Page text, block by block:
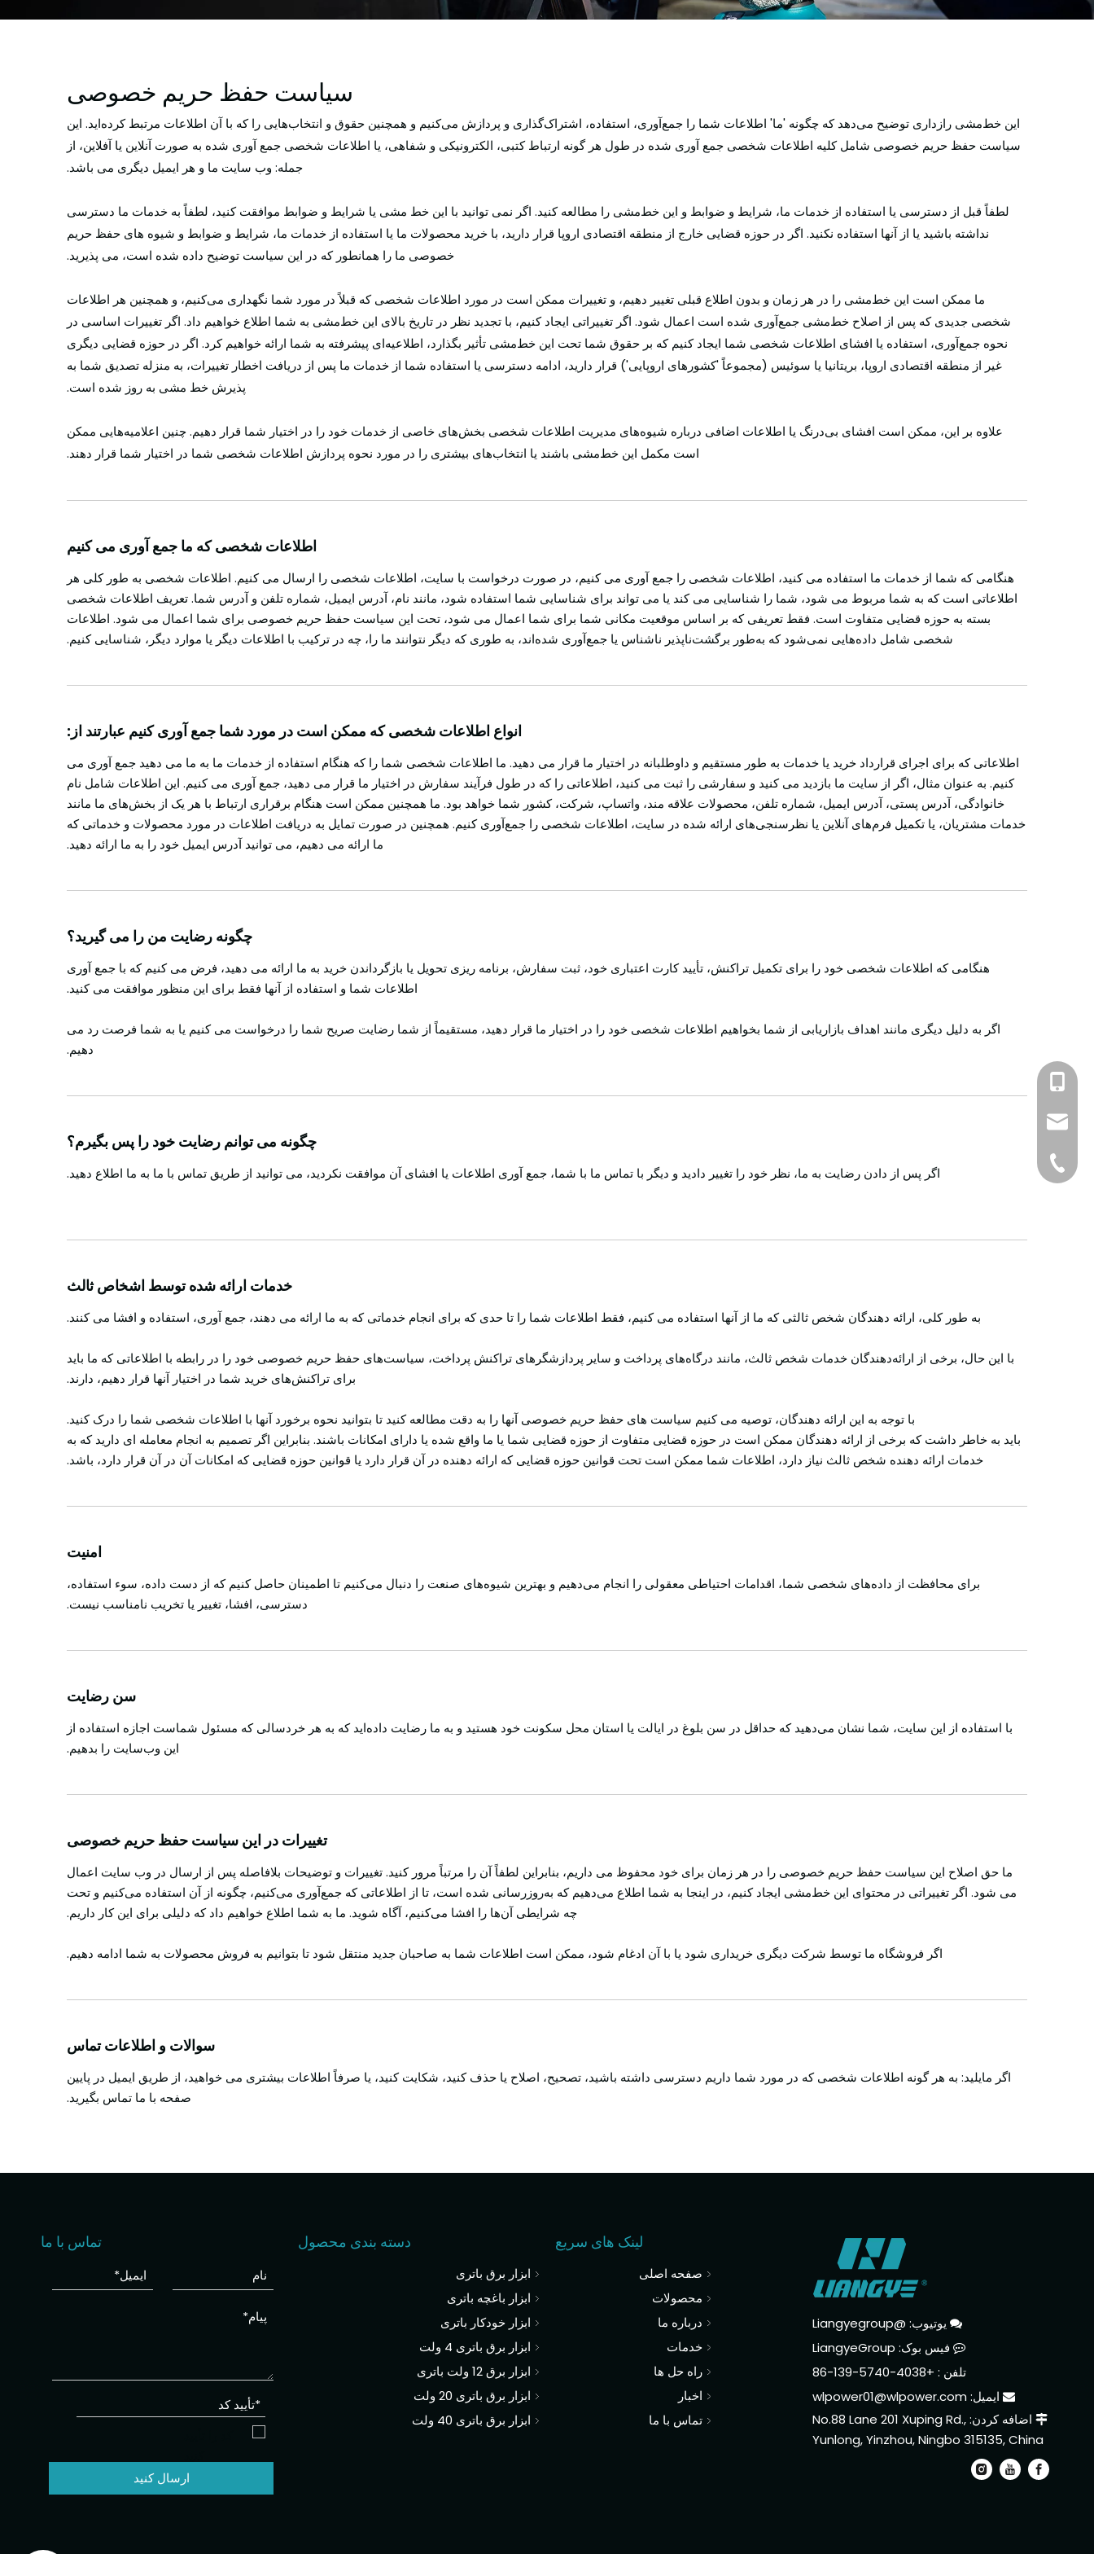
سیاست حفظ حریم خصوصی
این خط‌مشی رازداری توضیح می‌دهد که چگونه 'ما' اطلاعات شما را جمع‌آوری، استفاده، اشتراک‌گذاری و پردازش می‌کنیم و همچنین حقوق و انتخاب‌هایی را که با آن اطلاعات مرتبط کرده‌اید. این
سیاست حفظ حریم خصوصی شامل کلیه اطلاعات شخصی جمع آوری شده در طول هر گونه ارتباط کتبی، الکترونیکی و شفاهی، یا اطلاعات شخصی جمع آوری شده به صورت آنلاین یا آفلاین، از
جمله: وب سایت ما و هر ایمیل دیگری می باشد.
لطفاً قبل از دسترسی یا استفاده از خدمات ما، شرایط و ضوابط و این خط‌مشی را مطالعه کنید. اگر نمی توانید با این خط مشی یا شرایط و ضوابط موافقت کنید، لطفاً به خدمات ما دسترسی
نداشته باشید یا از آنها استفاده نکنید. اگر در حوزه قضایی خارج از منطقه اقتصادی اروپا قرار دارید، با خرید محصولات ما یا استفاده از خدمات ما، شرایط و ضوابط و شیوه های حفظ حریم
خصوصی ما را همانطور که در این سیاست توضیح داده شده است، می پذیرید.
ما ممکن است این خط‌مشی را در هر زمان و بدون اطلاع قبلی تغییر دهیم، و تغییرات ممکن است در مورد اطلاعات شخصی که قبلاً در مورد شما نگهداری می‌کنیم، و همچنین هر اطلاعات
شخصی جدیدی که پس از اصلاح خط‌مشی جمع‌آوری شده است اعمال شود. اگر تغییراتی ایجاد کنیم، با تجدید نظر در تاریخ بالای این خط‌مشی به شما اطلاع خواهیم داد. اگر تغییرات اساسی در
نحوه جمع‌آوری، استفاده یا افشای اطلاعات شخصی شما ایجاد کنیم که بر حقوق شما تحت این خط‌مشی تأثیر بگذارد، اطلاعیه‌ای پیشرفته به شما ارائه خواهیم کرد. اگر در حوزه قضایی دیگری
غیر از منطقه اقتصادی اروپا، بریتانیا یا سوئیس (مجموعاً 'کشورهای اروپایی') قرار دارید، ادامه دسترسی یا استفاده شما از خدمات ما پس از دریافت اخطار تغییرات، به منزله تصدیق شما به
پذیرش خط مشی به روز شده است.
علاوه بر این، ممکن است افشای بی‌درنگ یا اطلاعات اضافی درباره شیوه‌های مدیریت اطلاعات شخصی بخش‌های خاصی از خدمات خود را در اختیار شما قرار دهیم. چنین اعلامیه‌هایی ممکن
است مکمل این خط‌مشی باشند یا انتخاب‌های بیشتری را در مورد نحوه پردازش اطلاعات شخصی شما در اختیار شما قرار دهند.
اطلاعات شخصی که ما جمع آوری می کنیم
هنگامی که شما از خدمات ما استفاده می کنید، اطلاعات شخصی را جمع آوری می کنیم، در صورت درخواست با سایت، اطلاعات شخصی را ارسال می کنیم. اطلاعات شخصی به طور کلی هر
اطلاعاتی است که به شما مربوط می شود، شما را شناسایی می کند یا می تواند برای شناسایی شما استفاده شود، مانند نام، آدرس ایمیل، شماره تلفن و آدرس شما. تعریف اطلاعات شخصی
بسته به حوزه قضایی متفاوت است. فقط تعریفی که بر اساس موقعیت مکانی شما برای شما اعمال می شود، تحت این سیاست حفظ حریم خصوصی برای شما اعمال می شود. اطلاعات
شخصی شامل داده‌هایی نمی‌شود که به‌طور برگشت‌ناپذیر ناشناس یا جمع‌آوری شده‌اند، به طوری که دیگر نتوانند ما را، چه در ترکیب با اطلاعات دیگر یا موارد دیگر، شناسایی کنیم.
انواع اطلاعات شخصی که ممکن است در مورد شما جمع آوری کنیم عبارتند از:
اطلاعاتی که برای اجرای قرارداد خرید یا خدمات به طور مستقیم و داوطلبانه در اختیار ما قرار می دهید. ما اطلاعات شخصی شما را که هنگام استفاده از خدمات ما به ما می دهید جمع آوری می
کنیم. به عنوان مثال، اگر از سایت ما بازدید می کنید و سفارشی را ثبت می کنید، اطلاعاتی را که در طول فرآیند سفارش در اختیار ما قرار می دهید، جمع آوری می کنیم. این اطلاعات شامل نام
خانوادگی، آدرس پستی، آدرس ایمیل، شماره تلفن، محصولات علاقه مند، واتساپ، شرکت، کشور شما خواهد بود. ما همچنین ممکن است هنگام برقراری ارتباط با هر یک از بخش‌های ما مانند
خدمات مشتریان، یا تکمیل فرم‌های آنلاین یا نظرسنجی‌های ارائه شده در سایت، اطلاعات شخصی را جمع‌آوری کنیم. همچنین در صورت تمایل به دریافت اطلاعات در مورد محصولات و خدماتی که
ما ارائه می دهیم، می توانید آدرس ایمیل خود را به ما ارائه دهید.
چگونه رضایت من را می گیرید؟
هنگامی که اطلاعات شخصی خود را برای تکمیل تراکنش، تأیید کارت اعتباری خود، ثبت سفارش، برنامه ریزی تحویل یا بازگرداندن خرید به ما ارائه می دهید، فرض می کنیم که با جمع آوری
اطلاعات شما و استفاده از آنها فقط برای این منظور موافقت می کنید.
اگر به دلیل دیگری مانند اهداف بازاریابی از شما بخواهیم اطلاعات شخصی خود را در اختیار ما قرار دهید، مستقیماً از شما رضایت صریح شما را درخواست می کنیم یا به شما فرصت رد می
دهیم.
چگونه می توانم رضایت خود را پس بگیرم؟
اگر پس از دادن رضایت به ما، نظر خود را تغییر دادید و دیگر با تماس ما با شما، جمع آوری اطلاعات یا افشای آن موافقت نکردید، می توانید از طریق تماس با ما به ما اطلاع دهید.
خدمات ارائه شده توسط اشخاص ثالث
به طور کلی، ارائه دهندگان شخص ثالثی که ما از آنها استفاده می کنیم، فقط اطلاعات شما را تا حدی که برای انجام خدماتی که به ما ارائه می دهند، جمع آوری، استفاده و افشا می کنند.
با این حال، برخی از ارائه‌دهندگان خدمات شخص ثالث، مانند درگاه‌های پرداخت و سایر پردازشگرهای تراکنش پرداخت، سیاست‌های حفظ حریم خصوصی خود را در رابطه با اطلاعاتی که ما باید
برای تراکنش‌های خرید شما در اختیار آنها قرار دهیم، دارند.
با توجه به این ارائه دهندگان، توصیه می کنیم سیاست های حفظ حریم خصوصی آنها را به دقت مطالعه کنید تا بتوانید نحوه برخورد آنها با اطلاعات شخصی شما را درک کنید.
باید به خاطر داشت که برخی از ارائه دهندگان ممکن است در حوزه قضایی متفاوت از حوزه قضایی شما یا ما واقع شده یا دارای امکانات باشند. بنابراین اگر تصمیم به انجام معامله ای دارید که به
خدمات ارائه دهنده شخص ثالث نیاز دارد، اطلاعات شما ممکن است تحت قوانین حوزه قضایی که ارائه دهنده در آن قرار دارد یا قوانین حوزه قضایی که امکانات آن در آن قرار دارد، باشد.
امنیت
برای محافظت از داده‌های شخصی شما، اقدامات احتیاطی معقولی را انجام می‌دهیم و بهترین شیوه‌های صنعت را دنبال می‌کنیم تا اطمینان حاصل کنیم که از دست داده، سوء استفاده،
دسترسی، افشا، تغییر یا تخریب نامناسب نیست.
سن رضایت
با استفاده از این سایت، شما نشان می‌دهید که حداقل در سن بلوغ در ایالت یا استان محل سکونت خود هستید و به ما رضایت داده‌اید که به هر خردسالی که مسئول شماست اجازه استفاده از
این وب‌سایت را بدهیم.
تغییرات در این سیاست حفظ حریم خصوصی
ما حق اصلاح این سیاست حفظ حریم خصوصی را در هر زمان برای خود محفوظ می داریم، بنابراین لطفاً آن را مرتباً مرور کنید. تغییرات و توضیحات بلافاصله پس از ارسال در وب سایت اعمال
می شود. اگر تغییراتی در محتوای این خط‌مشی ایجاد کنیم، در اینجا به شما اطلاع می‌دهیم که به‌روزرسانی شده است، تا از اطلاعاتی که جمع‌آوری می‌کنیم، چگونه از آن استفاده می‌کنیم و تحت
چه شرایطی آن‌ها را افشا می‌کنیم، آگاه شوید. ما به شما اطلاع خواهیم داد که دلیلی برای این کار داریم.
اگر فروشگاه ما توسط شرکت دیگری خریداری شود یا با آن ادغام شود، ممکن است اطلاعات شما به صاحبان جدید منتقل شود تا بتوانیم به فروش محصولات به شما ادامه دهیم.
سوالات و اطلاعات تماس
اگر مایلید: به هر گونه اطلاعات شخصی که در مورد شما داریم دسترسی داشته باشید، تصحیح، اصلاح یا حذف کنید، شکایت کنید، یا صرفاً اطلاعات بیشتری می خواهید، از طریق ایمیل در پایین
صفحه با ما تماس بگیرید.
+86-139-
+86-574-
 یوتیوب: @Liangyegroup
 فیس بوک: LiangyeGroup
تلفن : +86-139-5740-4038
 ایمیل: wlpower01@wlpower.com

اضافه کردن: No.88 Lane 201 Xuping Rd.,
Yunlong, Yinzhou, Ningbo 315135, China
لینک های سریع
صفحه اصلی
محصولات
درباره ما
خدمات
راه حل ها
اخبار
تماس با ما
دسته بندی محصول
ابزار برق باتری
ابزار باغچه باتری
ابزار خودکار باتری
ابزار برق باتری 4 ولت
ابزار برق 12 ولت باتری
ابزار برق باتری 20 ولت
ابزار برق باتری 40 ولت
تماس با ما
ارسال کنید